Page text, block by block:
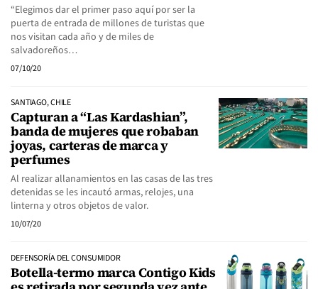
“Elegimos dar el primer paso aquí por ser la
puerta de entrada de millones de turistas que
nos visitan cada año y de miles de
salvadoreños…
07/10/20
SANTIAGO, CHILE
Capturan a “Las Kardashian”,
banda de mujeres que robaban
joyas, carteras de marca y
perfumes
Al realizar allanamientos en las casas de las tres
detenidas se les incautó armas, relojes, una
linterna y otros objetos de valor.
10/07/20
DEFENSORÍA DEL CONSUMIDOR
Botella-termo marca Contigo Kids